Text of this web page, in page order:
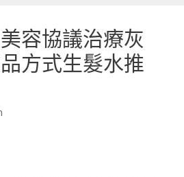
容協議治療灰
方式生髮水推